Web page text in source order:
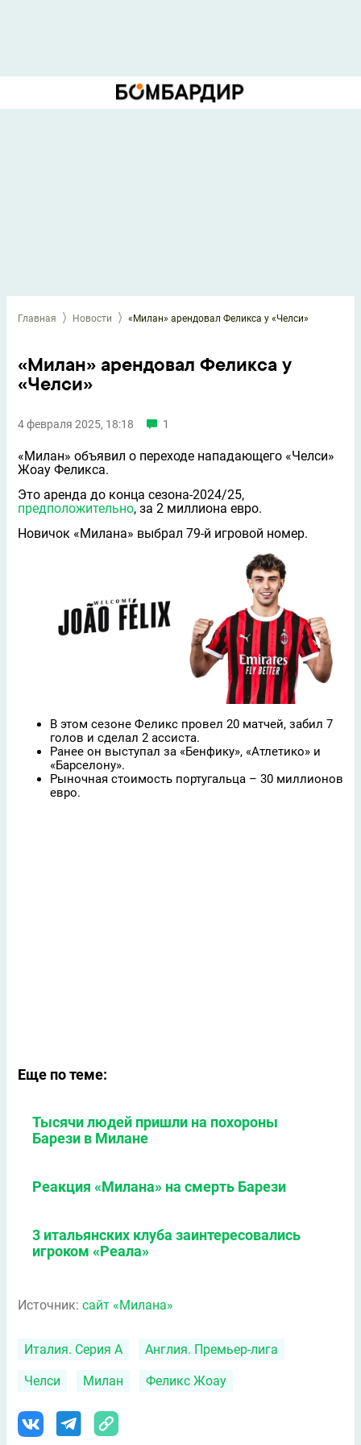
Главная Новости «Милан» арендовал Феликса у «Челси»
«Милан» арендовал Феликса у
«Челси»
4 февраля 2025, 18:18 1
«Милан» объявил о переходе нападающего «Челси»
Жоау Феликса.
Это аренда до конца сезона-2024/25,
предположительно, за 2 миллиона евро.
Новичок «Милана» выбрал 79-й игровой номер.
В этом сезоне Феликс провел 20 матчей, забил 7
голов и сделал 2 ассиста.
Ранее он выступал за «Бенфику», «Атлетико» и
«Барселону».
Рыночная стоимость португальца – 30 миллионов
евро.
Еще по теме:
Тысячи людей пришли на похороны
Барези в Милане
Реакция «Милана» на смерть Барези
3 итальянских клуба заинтересовались
игроком «Реала»
Источник: сайт «Милана»
Италия. Серия А Англия. Премьер-лига
Челси Милан Феликс Жоау